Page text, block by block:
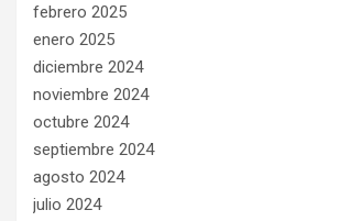
febrero 2025
enero 2025
diciembre 2024
noviembre 2024
octubre 2024
septiembre 2024
agosto 2024
julio 2024